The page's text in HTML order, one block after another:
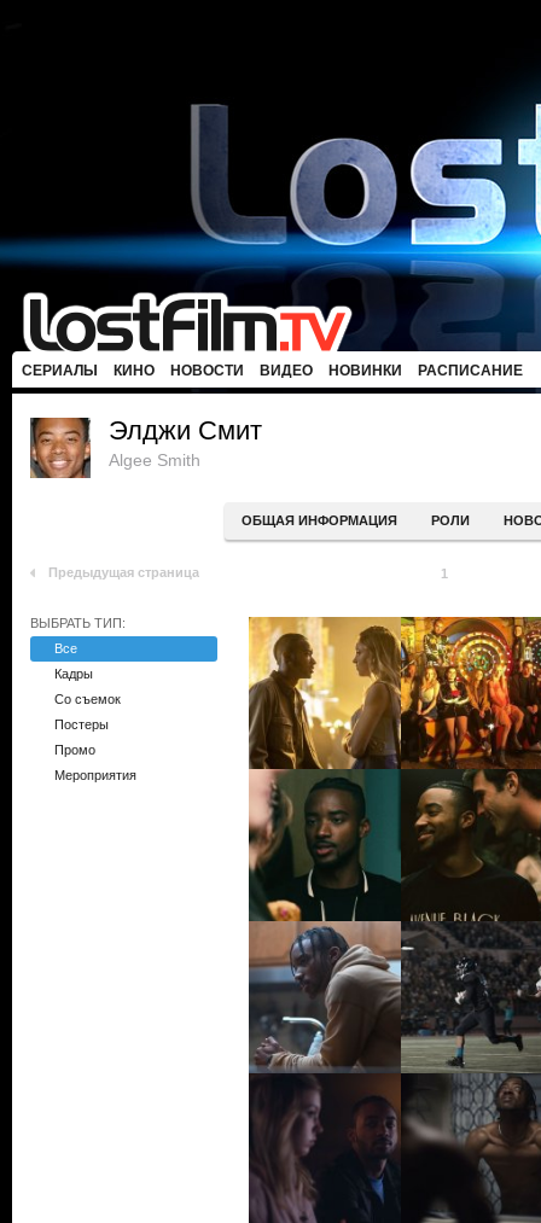
СЕРИАЛЫ КИНО НОВОСТИ ВИДЕО НОВИНКИ РАСПИСАНИЕ
Элджи Смит
Algee Smith
ОБЩАЯ ИНФОРМАЦИЯ РОЛИ
Предыдущая страница 1
ВЫБРАТЬ ТИП:
Все
Кадры
Со съемок
Постеры
Промо
Мероприятия